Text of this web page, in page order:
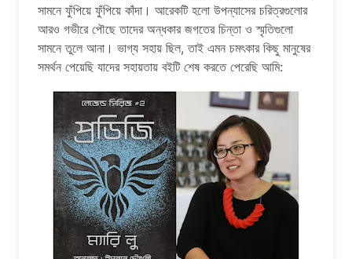
সামনে ফুঁপিয়ে ফুঁপিয়ে কাঁদা। আরেকটি হলো উপন্যাসের চরিত্রগুলোর
আরও গভীরে পৌছে তাদের অন্ধকার জগতের চিন্তা ও স্মৃতিগুলো
সামনে তুলে আনা। ভাগ্য সহায় ছিল, তাই এমন চমৎকার কিছু মানুষের
সমর্থন পেয়েছি যাদের সহায়তায় বইটি শেষ করতে পেরেছি আমি: